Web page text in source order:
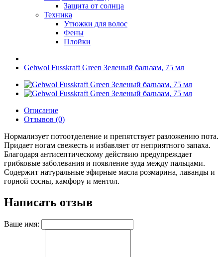
Защита от солнца
Техника
Утюжки для волос
Фены
Плойки
Gehwol Fusskraft Green Зеленый бальзам, 75 мл
Описание
Отзывов (0)
Нормализует потоотделение и препятствует разложению пота.
Придает ногам свежесть и избавляет от неприятного запаха.
Благодаря антисептическому действию предупреждает
грибковые заболевания и появление зуда между пальцами.
Содержит натуральные эфирные масла розмарина, лаванды и
горной сосны, камфору и ментол.
Написать отзыв
Ваше имя: